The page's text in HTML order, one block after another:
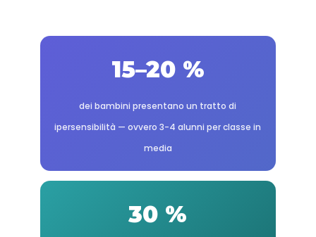
15–20 %
dei bambini presentano un tratto di
ipersensibilità — ovvero 3-4 alunni per classe in
media
30 %